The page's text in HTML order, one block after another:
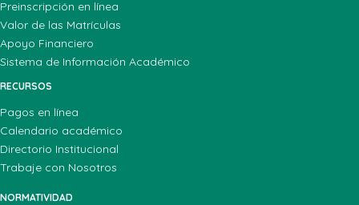
Preinscripción en línea
Valor de las Matrículas
Apoyo Financiero
Sistema de Información Académico
RECURSOS
Pagos en línea
Calendario académico
Directorio Institucional
Trabaje con Nosotros
NORMATIVIDAD